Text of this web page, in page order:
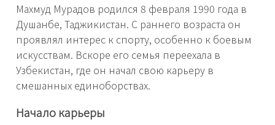
Махмуд Мурадов родился 8 февраля 1990 года в
Душанбе, Таджикистан. С раннего возраста он
проявлял интерес к спорту, особенно к боевым
искусствам. Вскоре его семья переехала в
Узбекистан, где он начал свою карьеру в
смешанных единоборствах.
Начало карьеры